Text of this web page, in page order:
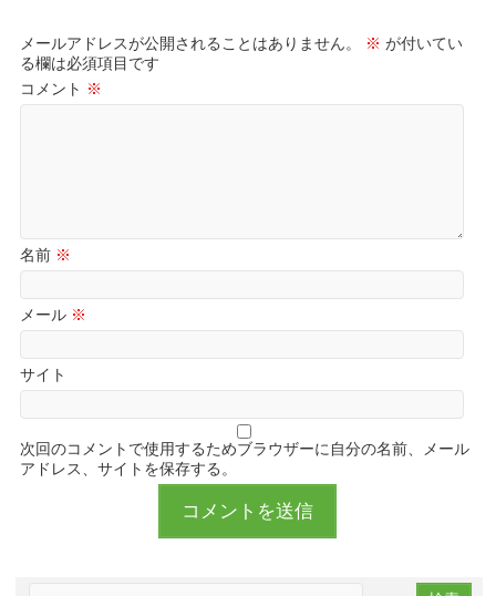
メールアドレスが公開されることはありません。 ※ が付いてい
る欄は必須項目です
コメント ※
名前 ※
メール ※
サイト
次回のコメントで使用するためブラウザーに自分の名前、メール
アドレス、サイトを保存する。